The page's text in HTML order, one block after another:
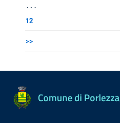
...
12
>>
Comune di Porlezza